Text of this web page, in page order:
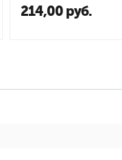
214,00 руб.